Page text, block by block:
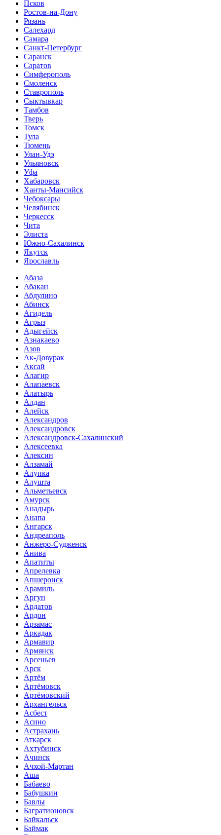
Псков
Ростов-на-Дону
Рязань
Салехард
Самара
Санкт-Петербург
Саранск
Саратов
Симферополь
Смоленск
Ставрополь
Сыктывкар
Тамбов
Тверь
Томск
Тула
Тюмень
Улан-Удэ
Ульяновск
Уфа
Хабаровск
Ханты-Мансийск
Чебоксары
Челябинск
Черкесск
Чита
Элиста
Южно-Сахалинск
Якутск
Ярославль
Абаза
Абакан
Абдулино
Абинск
Агидель
Агрыз
Адыгейск
Азнакаево
Азов
Ак-Довурак
Аксай
Алагир
Алапаевск
Алатырь
Алдан
Алейск
Александров
Александровск
Александровск-Сахалинский
Алексеевка
Алексин
Алзамай
Алупка
Алушта
Альметьевск
Амурск
Анадырь
Анапа
Ангарск
Андреаполь
Анжеро-Судженск
Анива
Апатиты
Апрелевка
Апшеронск
Арамиль
Аргун
Ардатов
Ардон
Арзамас
Аркадак
Армавир
Армянск
Арсеньев
Арск
Артём
Артёмовск
Артёмовский
Архангельск
Асбест
Асино
Астрахань
Аткарск
Ахтубинск
Ачинск
Ачхой-Мартан
Аша
Бабаево
Бабушкин
Бавлы
Багратионовск
Байкальск
Баймак